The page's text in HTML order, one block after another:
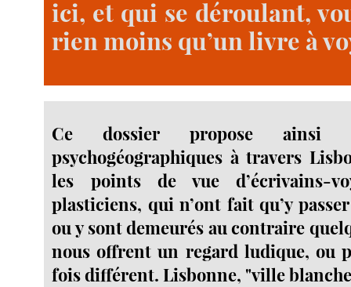
ici, et qui se déroulant,
rien moins qu’un livre à
Ce dossier propose ainsi
psychogéographiques à travers
les points de vue d’écrivains-
plasticiens, qui n’ont fait qu’y
ou y sont demeurés au contraire
nous offrent un regard ludique, ou
fois différent. Lisbonne, "ville